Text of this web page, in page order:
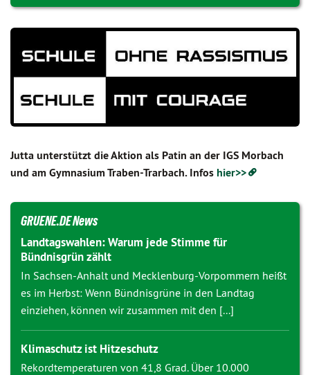
Jutta unterstützt die Aktion als Patin an der IGS Morbach
und am Gymnasium Traben-Trarbach. Infoshier>>
GRUENE.DE News
Landtagswahlen: Warum jede Stimme für
Bündnisgrün zählt
In Sachsen-Anhalt und Mecklenburg-Vorpommern heißt
es im Herbst: Wenn Bündnisgrüne in den Landtag
einziehen, können wir zusammen mit den [...]
Klimaschutz ist Hitzeschutz
Rekordtemperaturen von 41,8 Grad. Über 10.000